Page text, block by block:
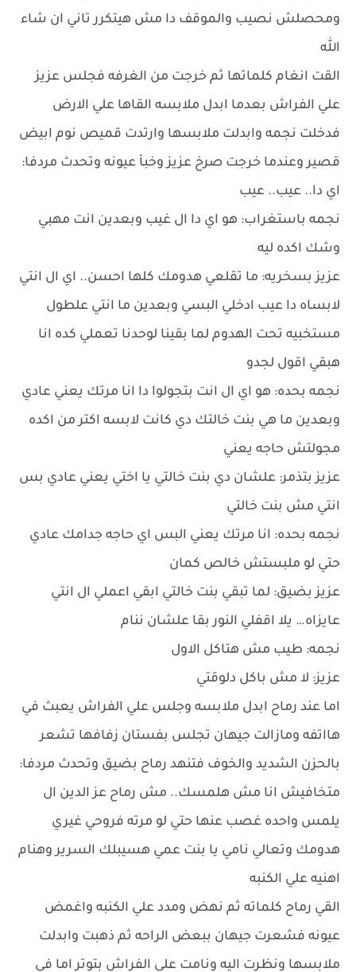
ومحصلش نصيب والموقف دا مش هيتكرر تاني ان شاء
الله
القت انغام كلماتها ثم خرجت من الغرفه فجلس عزيز
علي الفراش بعدما ابدل ملابسه القاها علي الارض
فدخلت نجمه وابدلت ملابسها وارتدت قميص نوم ابيض
قصير وعندما خرجت صرخ عزيز وخبأ عيونه وتحدث مردفا:
اي دا.. عيب.. عيب
نجمه باستغراب: هو اي دا ال غيب وبعدين انت مهبي
وشك اكده ليه
عزيز بسخريه: ما تقلعي هدومك كلها احسن.. اي ال انتي
لابساه دا عيب ادخلي البسي وبعدين ما انتي علطول
مستخبيه تحت الهدوم لما بقينا لوحدنا تعملي كده انا
هبقي اقول لجدو
نجمه بحده: هو اي ال انت بتجولوا دا انا مرتك يعني عادي
وبعدين ما هي بنت خالتك دي كانت لابسه اكتر من اكده
مجولتش حاجه يعني
عزيز بتذمر: علشان دي بنت خالتي يا اختي يعني عادي بس
انتي مش بنت خالتي
نجمه بحده: انا مرتك يعني البس اي حاجه جدامك عادي
حتي لو ملبستش خالص كمان
عزيز بضيق: لما تبقي بنت خالتي ابقي اعملي ال انتي
عايزاه… يلا اقفلي النور بقا علشان ننام
نجمه: طيب مش هتاكل الاول
عزيز: لا مش باكل دلوقتي
اما عند رماح ابدل ملابسه وجلس علي الفراش يعبث في
هااتفه ومازالت جيهان تجلس بفستان زفافها تشعر
بالحزن الشديد والخوف فتنهد رماح بضيق وتحدث مردفا:
متخافيش انا مش هلمسك.. مش رماح عز الدين ال
يلمس واحده غصب عنها حتي لو مرته فروحي غيري
هدومك وتعالي نامي يا بنت عمي هسيبلك السرير وهنام
اهنيه علي الكنبه
القي رماح كلماته ثم نهض ومدد علي الكنبه واغمض
عيونه فشعرت جيهان ببعض الراحه ثم ذهبت وابدلت
ملابسها ونظرت اليه ونامت علي الفراش بتوتر اما في